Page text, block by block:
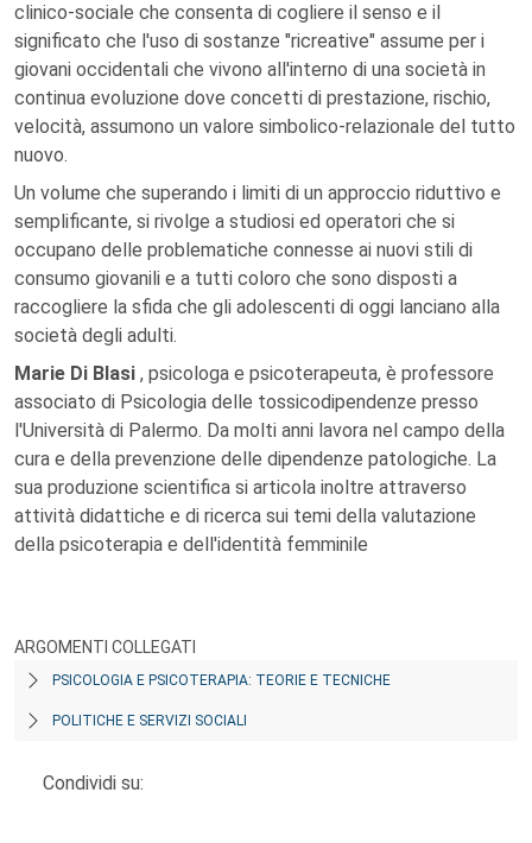
clinico-sociale che consenta di cogliere il senso e il
significato che l'uso di sostanze "ricreative" assume per i
giovani occidentali che vivono all'interno di una società in
continua evoluzione dove concetti di prestazione, rischio,
velocità, assumono un valore simbolico-relazionale del tutto
nuovo.
Un volume che superando i limiti di un approccio riduttivo e
semplificante, si rivolge a studiosi ed operatori che si
occupano delle problematiche connesse ai nuovi stili di
consumo giovanili e a tutti coloro che sono disposti a
raccogliere la sfida che gli adolescenti di oggi lanciano alla
società degli adulti.
Marie Di Blasi , psicologa e psicoterapeuta, è professore
associato di Psicologia delle tossicodipendenze presso
l'Università di Palermo. Da molti anni lavora nel campo della
cura e della prevenzione delle dipendenze patologiche. La
sua produzione scientifica si articola inoltre attraverso
attività didattiche e di ricerca sui temi della valutazione
della psicoterapia e dell'identità femminile
ARGOMENTI COLLEGATI
PSICOLOGIA E PSICOTERAPIA: TEORIE E TECNICHE
POLITICHE E SERVIZI SOCIALI
Condividi su: